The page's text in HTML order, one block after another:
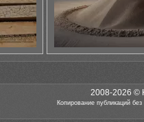
2008-2026 ©
Копирование публикаций